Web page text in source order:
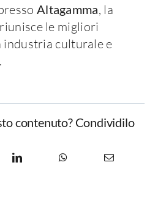
Altagamma, la
le migliori
industria culturale e
contenuto? Condividilo